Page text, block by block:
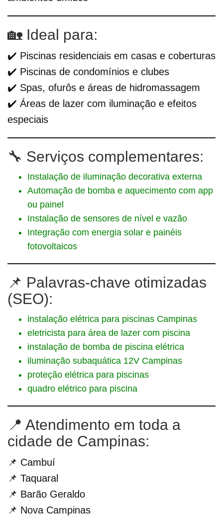
🏡 Ideal para:
✔️ Piscinas residenciais em casas e coberturas
✔️ Piscinas de condomínios e clubes
✔️ Spas, ofurôs e áreas de hidromassagem
✔️ Áreas de lazer com iluminação e efeitos
especiais
🔧 Serviços complementares:
Instalação de iluminação decorativa externa
Automação de bomba e aquecimento com app
ou painel
Instalação de sensores de nível e vazão
Integração com energia solar e painéis
fotovoltaicos
📌 Palavras-chave otimizadas
(SEO):
instalação elétrica para piscinas Campinas
eletricista para área de lazer com piscina
instalação de bomba de piscina elétrica
iluminação subaquática 12V Campinas
proteção elétrica para piscinas
quadro elétrico para piscina
📍 Atendimento em toda a
cidade de Campinas:
📌 Cambuí
📌 Taquaral
📌 Barão Geraldo
📌 Nova Campinas